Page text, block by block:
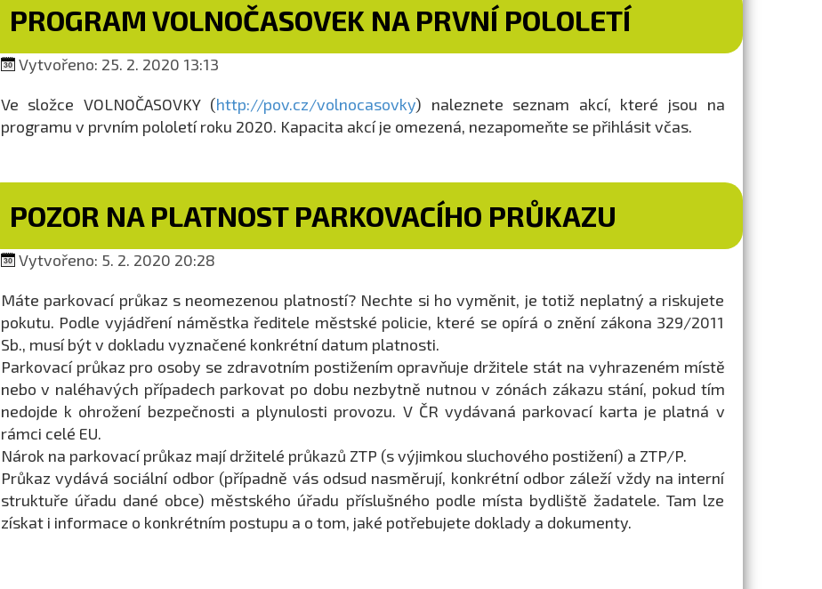
PROGRAM VOLNOČASOVEK NA PRVNÍ POLOLETÍ
Vytvořeno: 25. 2. 2020 13:13
Ve složce VOLNOČASOVKY (http://pov.cz/volnocasovky) naleznete seznam akcí, které jsou na
programu v prvním pololetí roku 2020. Kapacita akcí je omezená, nezapomeňte se přihlásit včas.
POZOR NA PLATNOST PARKOVACÍHO PRŮKAZU
Vytvořeno: 5. 2. 2020 20:28
Máte parkovací průkaz s neomezenou platností? Nechte si ho vyměnit, je totiž neplatný a riskujete
pokutu. Podle vyjádření náměstka ředitele městské policie, které se opírá o znění zákona 329/2011
Sb., musí být v dokladu vyznačené konkrétní datum platnosti.
Parkovací průkaz pro osoby se zdravotním postižením opravňuje držitele stát na vyhrazeném místě
nebo v naléhavých případech parkovat po dobu nezbytně nutnou v zónách zákazu stání, pokud tím
nedojde k ohrožení bezpečnosti a plynulosti provozu. V ČR vydávaná parkovací karta je platná v
rámci celé EU.
Nárok na parkovací průkaz mají držitelé průkazů ZTP (s výjimkou sluchového postižení) a ZTP/P.
Průkaz vydává sociální odbor (případně vás odsud nasměrují, konkrétní odbor záleží vždy na interní
struktuře úřadu dané obce) městského úřadu příslušného podle místa bydliště žadatele. Tam lze
získat i informace o konkrétním postupu a o tom, jaké potřebujete doklady a dokumenty.